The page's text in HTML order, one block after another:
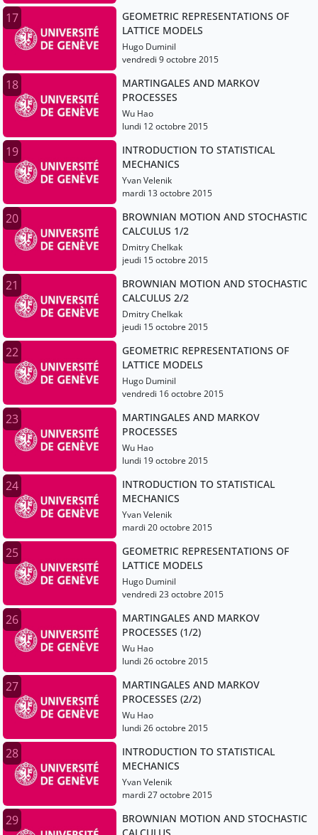
17
GEOMETRIC REPRESENTATIONS OF
LATTICE MODELS
Hugo Duminil
vendredi 9 octobre 2015
18
MARTINGALES AND MARKOV
PROCESSES
Wu Hao
lundi 12 octobre 2015
19
INTRODUCTION TO STATISTICAL
MECHANICS
Yvan Velenik
mardi 13 octobre 2015
20
BROWNIAN MOTION AND STOCHASTIC
CALCULUS 1/2
Dmitry Chelkak
jeudi 15 octobre 2015
21
BROWNIAN MOTION AND STOCHASTIC
CALCULUS 2/2
Dmitry Chelkak
jeudi 15 octobre 2015
22
GEOMETRIC REPRESENTATIONS OF
LATTICE MODELS
Hugo Duminil
vendredi 16 octobre 2015
23
MARTINGALES AND MARKOV
PROCESSES
Wu Hao
lundi 19 octobre 2015
24
INTRODUCTION TO STATISTICAL
MECHANICS
Yvan Velenik
mardi 20 octobre 2015
25
GEOMETRIC REPRESENTATIONS OF
LATTICE MODELS
Hugo Duminil
vendredi 23 octobre 2015
26
MARTINGALES AND MARKOV
PROCESSES (1/2)
Wu Hao
lundi 26 octobre 2015
27
MARTINGALES AND MARKOV
PROCESSES (2/2)
Wu Hao
lundi 26 octobre 2015
28
INTRODUCTION TO STATISTICAL
MECHANICS
Yvan Velenik
mardi 27 octobre 2015
29
BROWNIAN MOTION AND STOCHASTIC